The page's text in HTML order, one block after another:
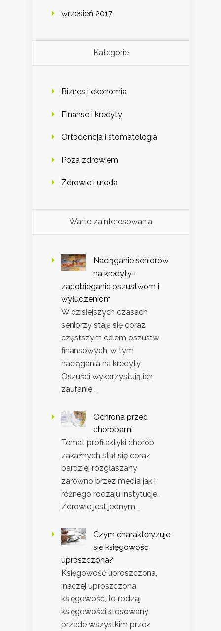
wrzesień 2017
Kategorie
Biznes i ekonomia
Finanse i kredyty
Ortodoncja i stomatologia
Poza zdrowiem
Zdrowie i uroda
Warte zainteresowania
Naciąganie seniorów
na kredyty-
zapobieganie oszustwom i
wyłudzeniom
W dzisiejszych czasach
seniorzy stają się coraz
częstszym celem oszustw
finansowych, w tym
naciągania na kredyty.
Oszuści wykorzystują ich
zaufanie …
Ochrona przed
chorobami
Temat profilaktyki chorób
zakaźnych stał się coraz
bardziej rozgłaszany
zarówno przez media jak i
różnego rodzaju instytucje.
Zdrowie jest jednym …
Czym charakteryzuje
się księgowość
uproszczona?
Księgowość uproszczona,
inaczej uproszczona
księgowość, to rodzaj
księgowości stosowany
przede wszystkim przez